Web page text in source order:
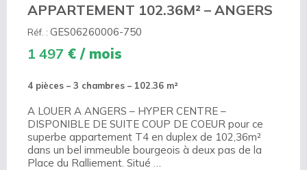
APPARTEMENT 102.36M² – ANGERS
Réf. : GES06260006-750
1 497 € / mois
4 pièces – 3 chambres – 102.36 m²
A LOUER A ANGERS – HYPER CENTRE –
DISPONIBLE DE SUITE COUP DE COEUR pour ce
superbe appartement T4 en duplex de 102,36m²
dans un bel immeuble bourgeois à deux pas de la
Place du Ralliement. Situé …